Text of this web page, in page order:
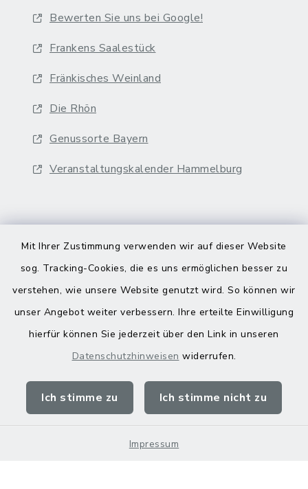
Mit Ihrer Zustimmung verwenden wir auf dieser Website
sog. Tracking-Cookies, die es uns ermöglichen besser zu
verstehen, wie unsere Website genutzt wird. So können wir
unser Angebot weiter verbessern. Ihre erteilte Einwilligung
hierfür können Sie jederzeit über den Link in unseren
Datenschutzhinweisen widerrufen.
Ich stimme zu Ich stimme nicht zu
Impressum
Bewerten Sie uns bei Google!
Frankens Saalestück
Fränkisches Weinland
Die Rhön
Genussorte Bayern
Veranstaltungskalender Hammelburg
Kontakt
Barrierefreiheit
Datenschutz
Impressum
Sitemap
Cookie-Einstellungen